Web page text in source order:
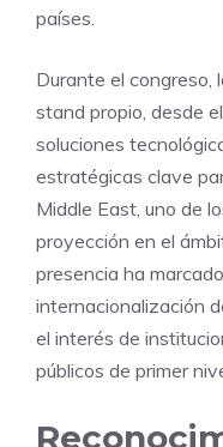
países.
Durante el congreso,
stand propio, desde
soluciones
estratégicas clave
Middle East, uno de
proyección en el
presencia ha
internacionalización
el interés de
públicos de primer